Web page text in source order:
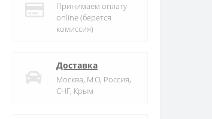
Принимаем оплату
online (берется
комиссия)
Доставка
Москва, М.О, Россия,
СНГ, Крым